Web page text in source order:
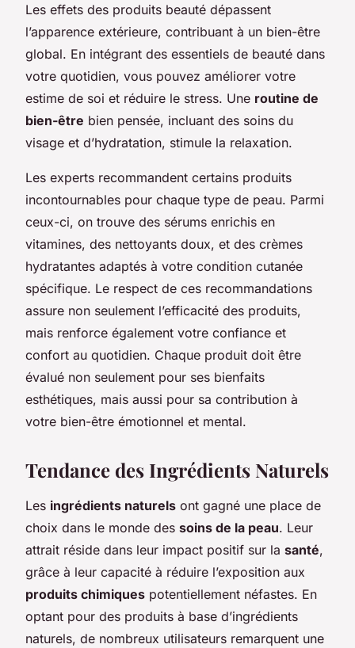
Les effets des produits beauté dépassent
l’apparence extérieure, contribuant à un bien-être
global. En intégrant des essentiels de beauté dans
votre quotidien, vous pouvez améliorer votre
estime de soi et réduire le stress. Une routine de
bien-être bien pensée, incluant des soins du
visage et d’hydratation, stimule la relaxation.
Les experts recommandent certains produits
incontournables pour chaque type de peau. Parmi
ceux-ci, on trouve des sérums enrichis en
vitamines, des nettoyants doux, et des crèmes
hydratantes adaptés à votre condition cutanée
spécifique. Le respect de ces recommandations
assure non seulement l’efficacité des produits,
mais renforce également votre confiance et
confort au quotidien. Chaque produit doit être
évalué non seulement pour ses bienfaits
esthétiques, mais aussi pour sa contribution à
votre bien-être émotionnel et mental.
Tendance des Ingrédients Naturels
Les ingrédients naturels ont gagné une place de
choix dans le monde des soins de la peau. Leur
attrait réside dans leur impact positif sur la santé,
grâce à leur capacité à réduire l’exposition aux
produits chimiques potentiellement néfastes. En
optant pour des produits à base d’ingrédients
naturels, de nombreux utilisateurs remarquent une